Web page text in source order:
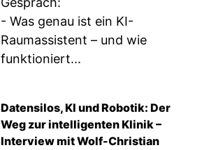
- Was genau ist ein KI-
Raumassistent – und wie
funktioniert...
Datensilos, KI und Robotik: Der
Weg zur intelligenten Klinik –
Interview mit Wolf-Christian